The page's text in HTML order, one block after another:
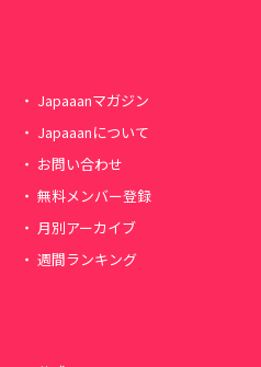
Japaaanマガジン
Japaaanについて
お問い合わせ
無料メンバー登録
月別アーカイブ
週間ランキング